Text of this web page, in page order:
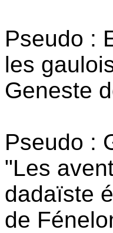
Pseudo :
les
Geneste
Pseudo :
"Les
dadaïste
de